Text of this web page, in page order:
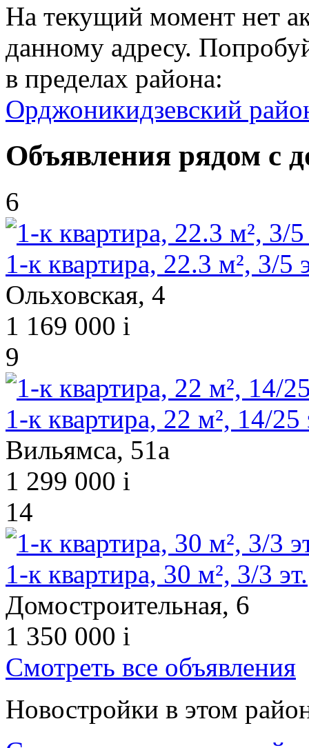
На текущий момент нет
данному адресу.
в пределах района:
Орджоникидзевский
Объявления рядом с
6
1-к квартира, 22.3 м², 3/5
Ольховская, 4
1 169 000 i
9
1-к квартира, 22 м², 14/25
Вильямса, 51а
1 299 000 i
14
1-к квартира, 30 м², 3/3 эт.
Домостроительная, 6
1 350 000 i
Смотреть все объявления
Новостройки в этом